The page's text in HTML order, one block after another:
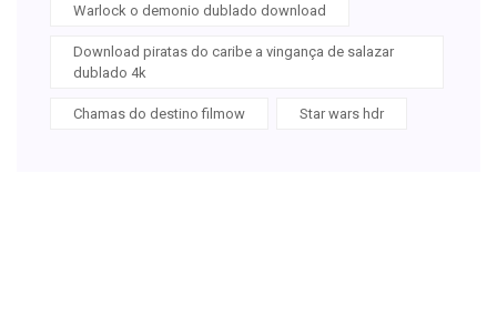
Warlock o demonio dublado download
Download piratas do caribe a vingança de salazar
dublado 4k
Chamas do destino filmow Star wars hdr